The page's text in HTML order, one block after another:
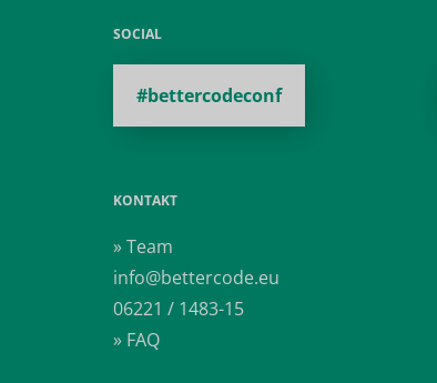
SOCIAL
#bettercodeconf
KONTAKT
» Team
info@bettercode.eu
06221 / 1483-15
» FAQ